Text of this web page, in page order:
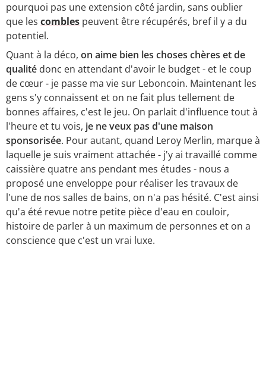
pourquoi pas une extension côté jardin, sans oublier
que les combles peuvent être récupérés, bref il y a du
potentiel.
Quant à la déco, on aime bien les choses chères et de
qualité donc en attendant d'avoir le budget - et le coup
de cœur - je passe ma vie sur Leboncoin. Maintenant les
gens s'y connaissent et on ne fait plus tellement de
bonnes affaires, c'est le jeu. On parlait d'influence tout à
l'heure et tu vois, je ne veux pas d'une maison
sponsorisée. Pour autant, quand Leroy Merlin, marque à
laquelle je suis vraiment attachée - j'y ai travaillé comme
caissière quatre ans pendant mes études - nous a
proposé une enveloppe pour réaliser les travaux de
l'une de nos salles de bains, on n'a pas hésité. C'est ainsi
qu'a été revue notre petite pièce d'eau en couloir,
histoire de parler à un maximum de personnes et on a
conscience que c'est un vrai luxe.